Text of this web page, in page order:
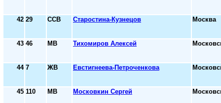
42 29 ССВ Старостина-Кузнецов Москва
43 46 МВ Тихомиров Алексей
44 7 ЖВ Евстигнеева-Петроченкова
45 110 МВ Московкин Сергей